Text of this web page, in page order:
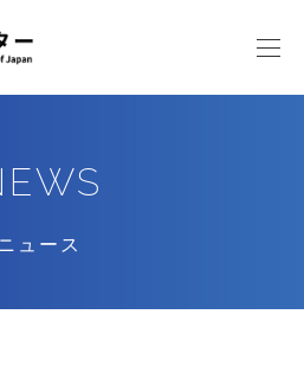
ュース